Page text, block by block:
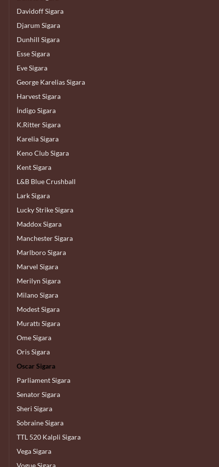
Davidoff Sigara
Djarum Sigara
Dunhill Sigara
Esse Sigara
Eve Sigara
George Karelias Sigara
Harvest Sigara
İndigo Sigara
K.Ritter Sigara
Karelia Sigara
Keno Club Sigara
Kent Sigara
L&B Blue Crushball
Lark Sigara
Lucky Strike Sigara
Maddox Sigara
Manchester Sigara
Marlboro Sigara
Marvel Sigara
Merilyn Sigara
Milano Sigara
Modest Sigara
Murattı Sigara
Ome Sigara
Oris Sigara
Oscar Sigara
Parliament Sigara
Senator Sigara
Sheri Sigara
Sobraine Sigara
TTL 520 Kalpli Sigara
Vega Sigara
Vogue Sigara